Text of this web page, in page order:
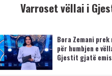
Varroset vëllai i
Bora Zemani
për humbjen e
Gjestit gjatë